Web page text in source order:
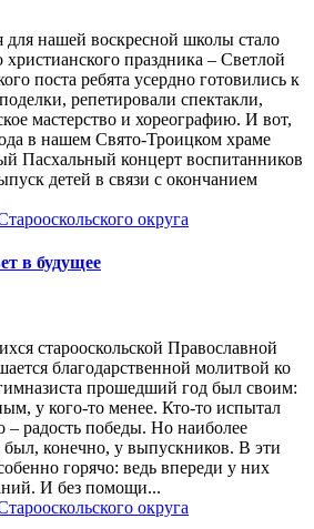
нашей воскресной школы стало
христианского праздника – Светлой
поста ребята усердно готовились к
репетировали спектакли,
мастерство и хореографию. И вот,
в нашем Свято-Троицком храме
Пасхальный концерт воспитанников
детей в связи с окончанием
округа
в будущее
старооскольской Православной
благодарственной молитвой ко
прошедший год был своим:
у кого-то менее. Кто-то испытал
– радость победы. Но наиболее
конечно, у выпускников. В эти
горячо: ведь впереди у них
И без помощи...
округа